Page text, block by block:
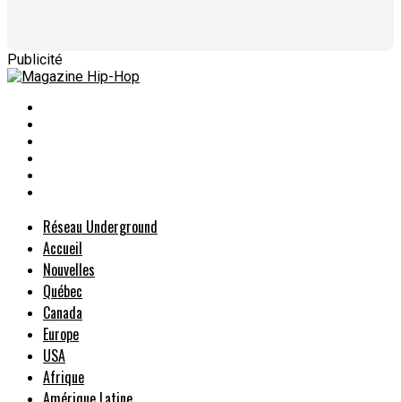
Publicité
Réseau Underground
Accueil
Nouvelles
Québec
Canada
Europe
USA
Afrique